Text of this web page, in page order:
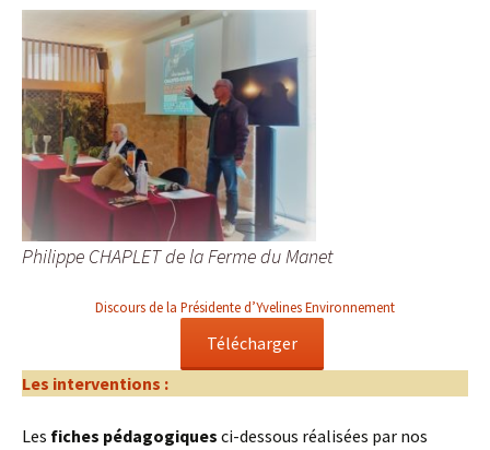
Philippe CHAPLET de la Ferme du Manet
Discours de la Présidente d’Yvelines Environnement
Télécharger
Les interventions :
Les fiches pédagogiques ci-dessous réalisées par nos